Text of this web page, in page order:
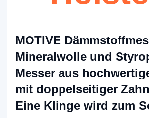
MOTIVE
Mineralwolle und
Messer aus
mit doppelseitiger
Eine Klinge wird zum